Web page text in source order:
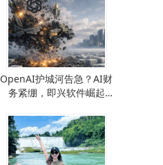
OpenAI护城河告急？AI财
务紧绷，即兴软件崛起